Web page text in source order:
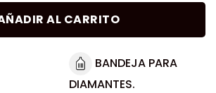
AL CARRITO
BANDEJA PARA
DIAMANTES.